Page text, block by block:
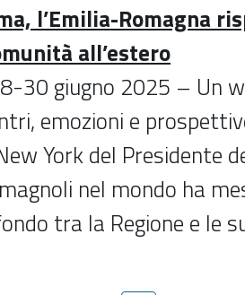
l’Emilia-Romagna
all’estero
30 giugno 2025 – Un
emozioni e
York del Presidente
nel mondo ha
tra la Regione e le